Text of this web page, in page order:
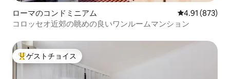
ローマのコンドミニアム レビュー873
4.91 (873)
コロッセオ近郊の眺めの良いワンルームマンション
大好評のゲストチョイスです。
ゲストチョイス